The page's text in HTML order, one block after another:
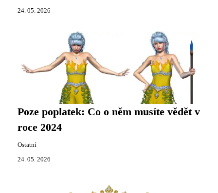
24. 05. 2026
Poze poplatek: Co o něm musíte vědět v
roce 2024
Ostatní
24. 05. 2026